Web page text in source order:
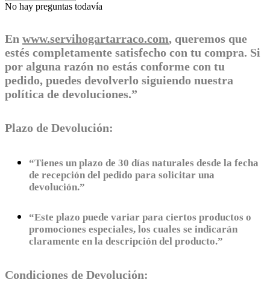
No hay preguntas todavía
En www.servihogartarraco.com, queremos que
estés completamente satisfecho con tu compra. Si
por alguna razón no estás conforme con tu
pedido, puedes devolverlo siguiendo nuestra
política de devoluciones.”
Plazo de Devolución:
“Tienes un plazo de 30 días naturales desde la fecha
de recepción del pedido para solicitar una
devolución.”
“Este plazo puede variar para ciertos productos o
promociones especiales, los cuales se indicarán
claramente en la descripción del producto.”
Condiciones de Devolución: